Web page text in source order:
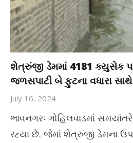
શેત્રુંજી ડેમમાં 4181 ક્યુસેક
જળસપાટી બે ફુટના વધારા
July 16, 2024
ભાવનગરઃ ગોહિલવાડમાં
રહ્યા છે. જેમાં શેત્રુંજી ડેમના